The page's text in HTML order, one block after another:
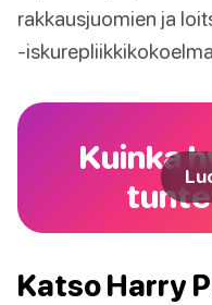
rakkausjuomien ja
-
Kuinka
Katso Harry